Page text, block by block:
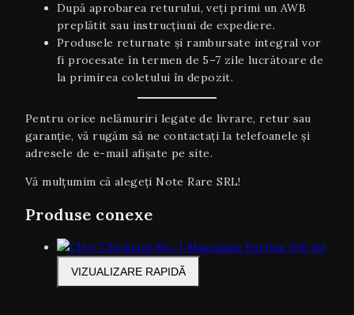
După aprobarea returului, veți primi un AWB
preplătit sau instrucțiuni de expediere.
Produsele returnate și rambursate integral vor
fi procesate în termen de 5–7 zile lucrătoare de
la primirea coletului în depozit.
Pentru orice nelămuriri legate de livrare, retur sau
garanţie, vă rugăm să ne contactați la telefoanele și
adresele de e-mail afișate pe site.
Vă mulțumim că alegeți Note Rare SRL!
Produse conexe
VIZUALIZARE RAPIDĂ